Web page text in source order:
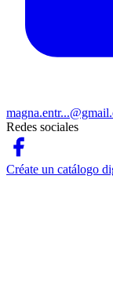
Redes sociales
Créate un catálogo